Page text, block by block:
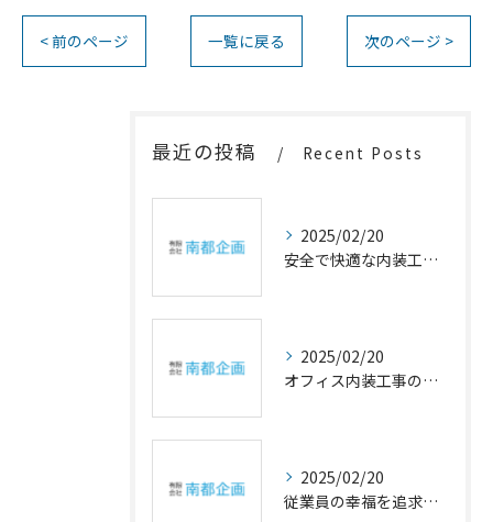
< 前のページ 一覧に戻る 次のページ >
最近の投稿 Recent Posts
2025/02/20
安全で快適な内装工事の重要性
2025/02/20
オフィス内装工事の幸福設計
2025/02/20
従業員の幸福を追求するオフィスの内装アイデア